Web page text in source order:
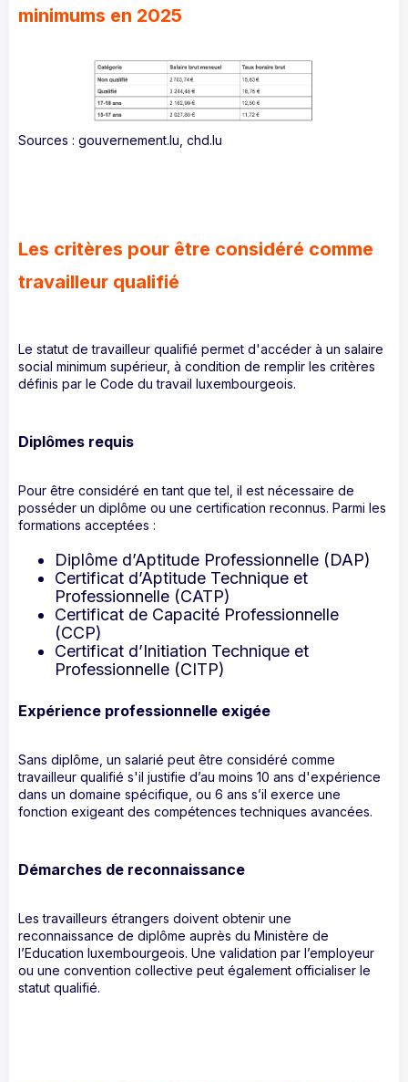
minimums en 2025
Sources : gouvernement.lu, chd.lu
Les critères pour être considéré comme
travailleur qualifié
Le statut de travailleur qualifié permet d'accéder à un salaire
social minimum supérieur, à condition de remplir les critères
définis par le Code du travail luxembourgeois.
Diplômes requis
Pour être considéré en tant que tel, il est nécessaire de
posséder un diplôme ou une certification reconnus. Parmi les
formations acceptées :
Diplôme d’Aptitude Professionnelle (DAP)
Certificat d’Aptitude Technique et
Professionnelle (CATP)
Certificat de Capacité Professionnelle
(CCP)
Certificat d’Initiation Technique et
Professionnelle (CITP)
Expérience professionnelle exigée
Sans diplôme, un salarié peut être considéré comme
travailleur qualifié s'il justifie d’au moins 10 ans d'expérience
dans un domaine spécifique, ou 6 ans s’il exerce une
fonction exigeant des compétences techniques avancées.
Démarches de reconnaissance
Les travailleurs étrangers doivent obtenir une
reconnaissance de diplôme auprès du Ministère de
l’Education luxembourgeois. Une validation par l’employeur
ou une convention collective peut également officialiser le
statut qualifié.